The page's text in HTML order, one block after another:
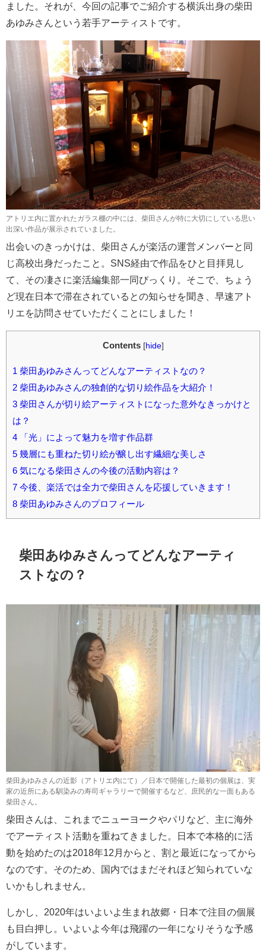
ました。それが、今回の記事でご紹介する横浜出身の柴田
あゆみさんという若手アーティストです。
アトリエ内に置かれたガラス棚の中には、柴田さんが特に大切にしている思い
出深い作品が展示されていました。
出会いのきっかけは、柴田さんが楽活の運営メンバーと同
じ高校出身だったこと。SNS経由で作品をひと目拝見し
て、その凄さに楽活編集部一同びっくり。そこで、ちょう
ど現在日本で滞在されているとの知らせを聞き、早速アト
リエを訪問させていただくことにしました！
Contents [hide]
1 柴田あゆみさんってどんなアーティストなの？
2 柴田あゆみさんの独創的な切り絵作品を大紹介！
3 柴田さんが切り絵アーティストになった意外なきっかけと
は？
4 「光」によって魅力を増す作品群
5 幾層にも重ねた切り絵が醸し出す繊細な美しさ
6 気になる柴田さんの今後の活動内容は？
7 今後、楽活では全力で柴田さんを応援していきます！
8 柴田あゆみさんのプロフィール
柴田あゆみさんってどんなアーティ
ストなの？
柴田あゆみさんの近影（アトリエ内にて）／日本で開催した最初の個展は、実
家の近所にある馴染みの寿司ギャラリーで開催するなど、庶民的な一面もある
柴田さん。
柴田さんは、これまでニューヨークやパリなど、主に海外
でアーティスト活動を重ねてきました。日本で本格的に活
動を始めたのは2018年12月からと、割と最近になってから
なのです。そのため、国内ではまだそれほど知られていな
いかもしれません。
しかし、2020年はいよいよ生まれ故郷・日本で注目の個展
も目白押し。いよいよ今年は飛躍の一年になりそうな予感
がしています。